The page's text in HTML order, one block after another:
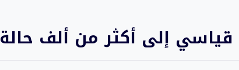
قياسي إلى أكثر من ألف حالة